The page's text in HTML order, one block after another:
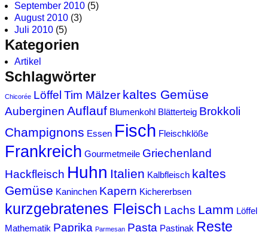
September 2010 (5)
August 2010 (3)
Juli 2010 (5)
Kategorien
Artikel
Schlagwörter
Chicorée Löffel Tim Mälzer kaltes Gemüse
Auberginen Auflauf Blumenkohl Blätterteig Brokkoli
Champignons Essen Fisch Fleischklöße
Frankreich Gourmetmeile Griechenland
Hackfleisch Huhn Italien Kalbfleisch kaltes
Gemüse Kaninchen Kapern Kichererbsen
kurzgebratenes Fleisch Lachs Lamm Löffel
Mathematik Paprika Parmesan Pasta Pastinak Reste